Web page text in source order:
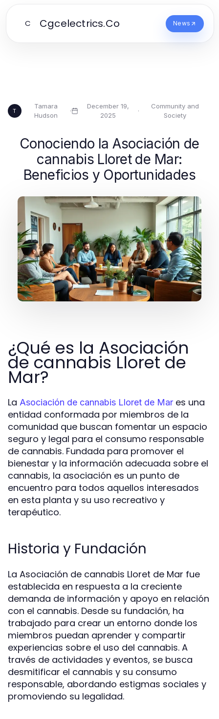
C Cgcelectrics.Co News
T
Tamara
Hudson
·
December 19,
2025
·
Community and
Society
Conociendo la Asociación de
cannabis Lloret de Mar:
Beneficios y Oportunidades
¿Qué es la Asociación
de cannabis Lloret de
Mar?
La Asociación de cannabis Lloret de Mar es una
entidad conformada por miembros de la
comunidad que buscan fomentar un espacio
seguro y legal para el consumo responsable
de cannabis. Fundada para promover el
bienestar y la información adecuada sobre el
cannabis, la asociación es un punto de
encuentro para todos aquellos interesados
en esta planta y su uso recreativo y
terapéutico.
Historia y Fundación
La Asociación de cannabis Lloret de Mar fue
establecida en respuesta a la creciente
demanda de información y apoyo en relación
con el cannabis. Desde su fundación, ha
trabajado para crear un entorno donde los
miembros puedan aprender y compartir
experiencias sobre el uso del cannabis. A
través de actividades y eventos, se busca
desmitificar el cannabis y su consumo
responsable, abordando estigmas sociales y
promoviendo su legalidad.